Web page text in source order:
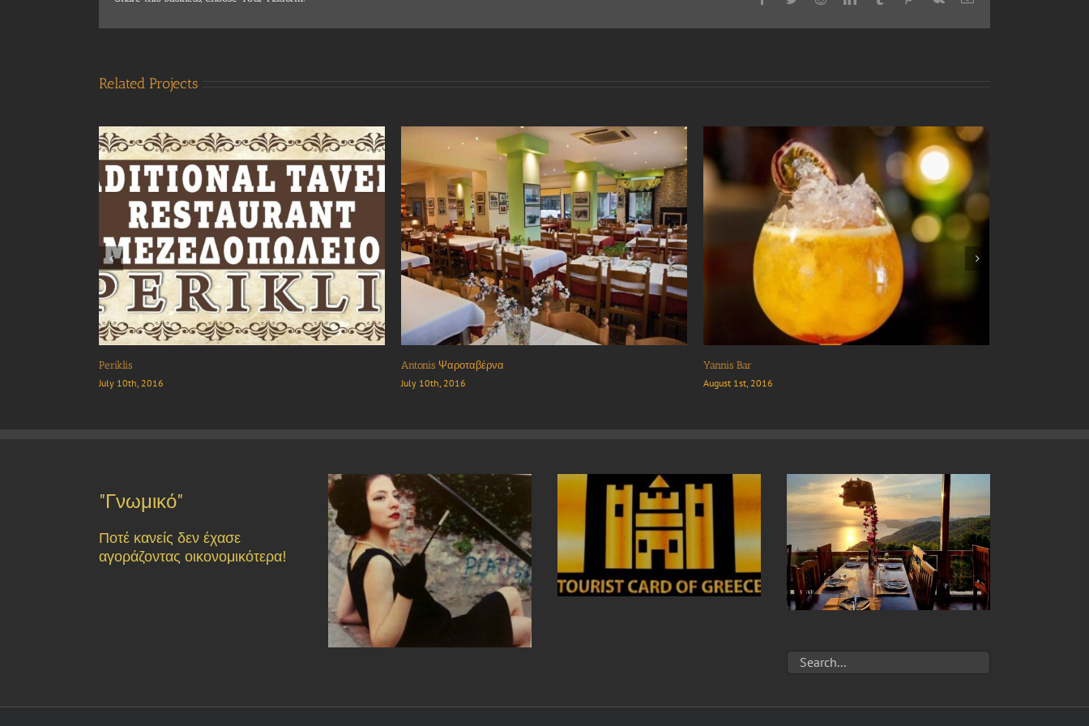
Related Projects
Olympia Bar Restaurant
August 1st, 2016
Panorama Restaurant Tsampikas
July 10th, 2016
Periklis
July 10th, 2016
"Γνωμικό"
Ποτέ κανείς δεν έχασε
αγοράζοντας οικονομικότερα!